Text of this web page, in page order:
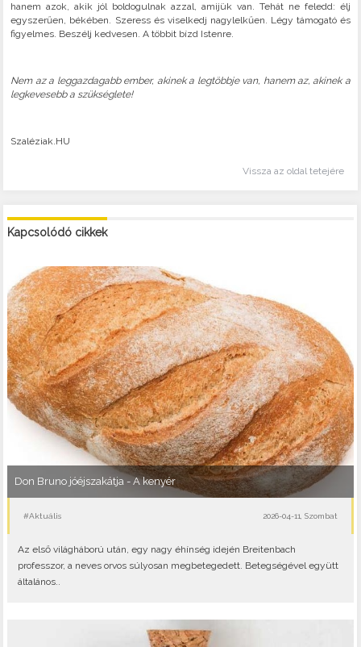
hanem azok, akik jól boldogulnak azzal, amijük van. Tehát ne feledd: élj
egyszerűen, békében. Szeress és viselkedj nagylelkűen. Légy támogató és
figyelmes. Beszélj kedvesen. A többit bízd Istenre.
Nem az a leggazdagabb ember, akinek a legtöbbje van, hanem az, akinek a
legkevesebb a szükséglete!
Szaléziak.HU
Vissza az oldal tetejére
Kapcsolódó cikkek
Don Bruno jóéjszakátja - A kenyér
#Aktuális 2026-04-11, Szombat
Az első világháború után, egy nagy éhínség idején Breitenbach
professzor, a neves orvos súlyosan megbetegedett. Betegségével együtt
általános..